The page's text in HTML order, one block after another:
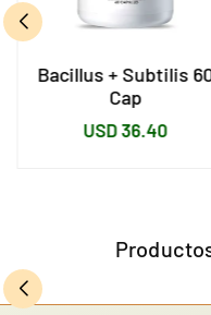
Bacillus + Subtilis
Cap
Precio
USD 36.40